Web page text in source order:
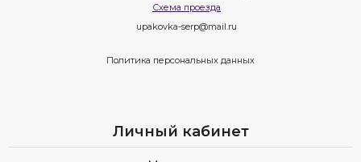
Схема проезда
upakovka-serp@mail.ru
Политика персональных данных
Личный кабинет